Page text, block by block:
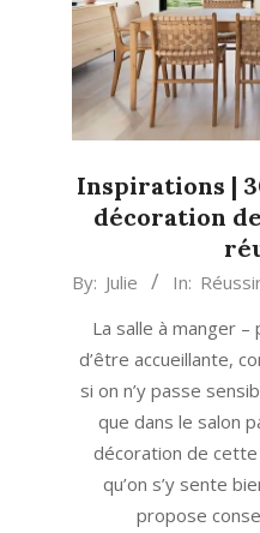
Inspirations |
décoration
2023-
By: Julie In:
La salle à manger
d’être accueillante,
si on n’y passe
que dans le salon
décoration de
qu’on s’y sente
propose